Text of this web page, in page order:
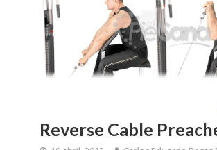
Reverse Cable